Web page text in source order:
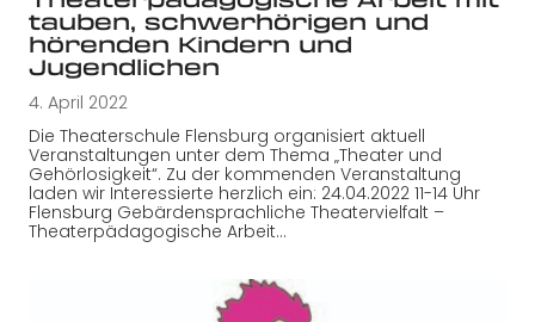
tauben, schwerhörigen und
hörenden Kindern und
Jugendlichen
4. April 2022
Die Theaterschule Flensburg organisiert aktuell
Veranstaltungen unter dem Thema „Theater und
Gehörlosigkeit“. Zu der kommenden Veranstaltung
laden wir Interessierte herzlich ein: 24.04.2022 11-14 Uhr
Flensburg Gebärdensprachliche Theatervielfalt –
Theaterpädagogische Arbeit…